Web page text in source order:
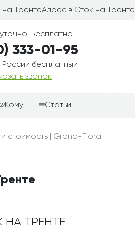
на ТрентеАдрес в Сток на Тренте
Бесплатно
333-01-95
России бесплатный
звонок
Кому
Мужчине
Статьи
стоимость | Grand-Flora
НА ТРЕНТЕ